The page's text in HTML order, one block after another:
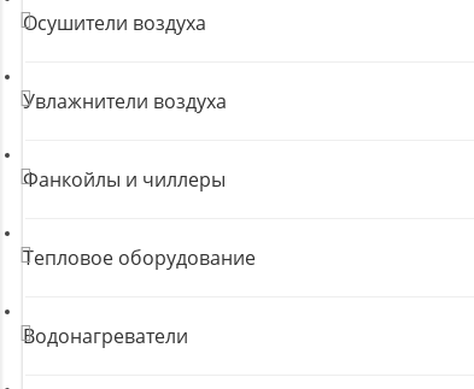
Осушители воздуха
Увлажнители воздуха
Фанкойлы и чиллеры
Тепловое оборудование
Водонагреватели